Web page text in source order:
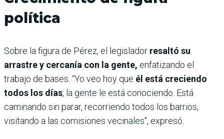
política
Sobre la figura de Pérez, el legislador resaltó su
arrastre y cercanía con la gente, enfatizando el
trabajo de bases. “Yo veo hoy que él está creciendo
todos los días, la gente le está conociendo. Está
caminando sin parar, recorriendo todos los barrios,
visitando a las comisiones vecinales", expresó.